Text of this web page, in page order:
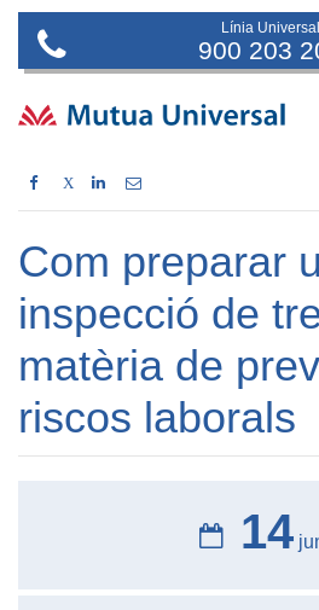
Línia Universal
900 203
X
Com preparar
inspecció de
matèria de
riscos laborals
14